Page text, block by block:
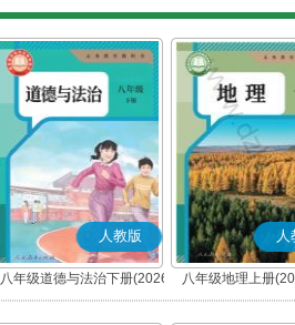
人教版
八年级道德与法治下册(2026
春版)(部编版)
人
八年级地理上册